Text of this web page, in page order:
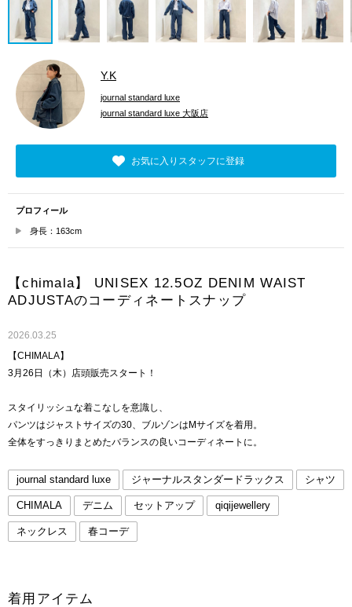
Y.K
journal standard luxe
journal standard luxe 大阪店
お気に入りスタッフに登録
プロフィール
身長：163cm
【chimala】 UNISEX 12.5OZ DENIM WAIST
ADJUSTAのコーディネートスナップ
2026.03.25
【CHIMALA】
3月26日（木）店頭販売スタート！
スタイリッシュな着こなしを意識し、
パンツはジャストサイズの30、ブルゾンはMサイズを着用。
全体をすっきりまとめたバランスの良いコーディネートに。
journal standard luxe ジャーナルスタンダードラックス シャツ
CHIMALA デニム セットアップ qiqijewellery
ネックレス 春コーデ
着用アイテム